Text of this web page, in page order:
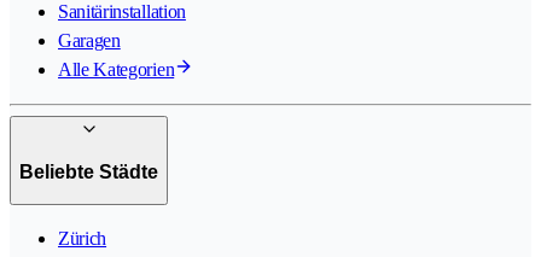
Sanitärinstallation
Garagen
Alle Kategorien
Beliebte Städte
Zürich